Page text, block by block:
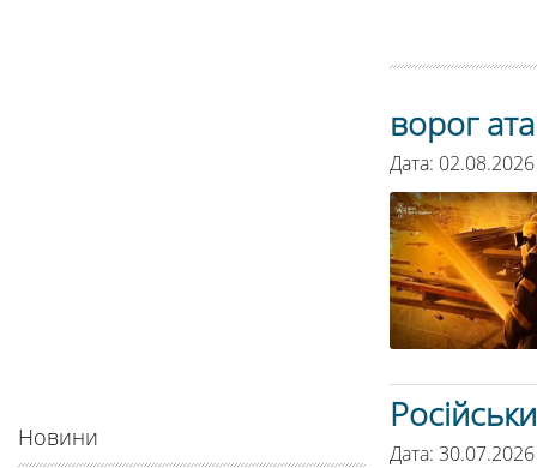
ворог
Дата:
Дата:
Новини